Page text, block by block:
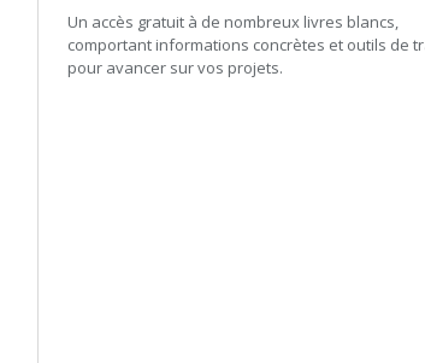
Un accès gratuit à de nombreux livres blancs,
comportant informations concrètes et outils de
pour avancer sur vos projets.